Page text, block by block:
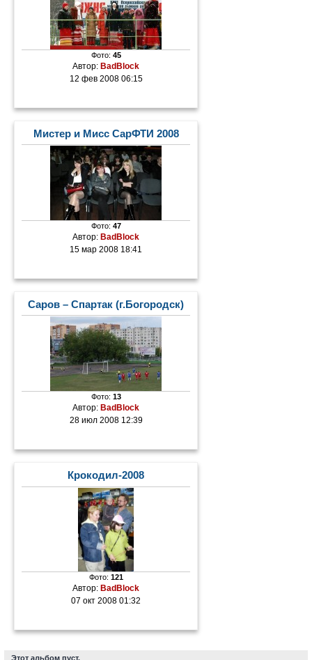
Фото: 45
Автор: BadBlock
12 фев 2008 06:15
Мистер и Мисс СарФТИ 2008
Фото: 47
Автор: BadBlock
15 мар 2008 18:41
Саров – Спартак (г.Богородск)
Фото: 13
Автор: BadBlock
28 июл 2008 12:39
Крокодил-2008
Фото: 121
Автор:BadBlock
07 окт 2008 01:32
Этот альбом пуст.